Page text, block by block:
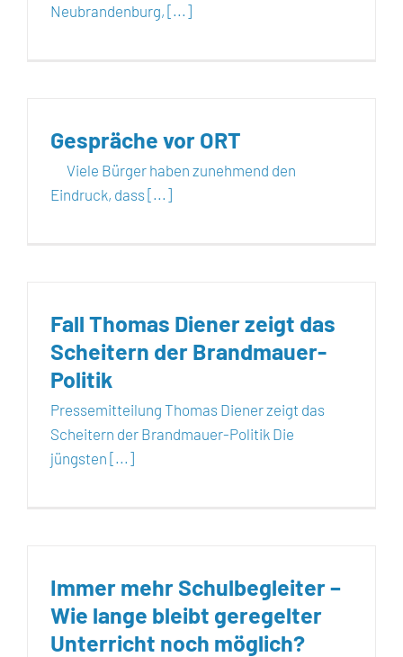
Neubrandenburg, [...]
Gespräche vor ORT
Viele Bürger haben zunehmend den
Eindruck, dass [...]
Fall Thomas Diener zeigt das
Scheitern der Brandmauer-
Politik
Pressemitteilung Thomas Diener zeigt das
Scheitern der Brandmauer-Politik Die
jüngsten [...]
Immer mehr Schulbegleiter –
Wie lange bleibt geregelter
Unterricht noch möglich?